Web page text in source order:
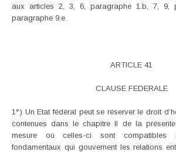
aux articles 2, 3, 6, paragraphe 1.b, 7, 9,
paragraphe 9.e.
ARTICLE 41
CLAUSE FEDERALE
1°) Un Etat fédéral peut se réserver le droit
contenues dans le chapitre II de la
mesure où celles-ci sont compatibles
fondamentaux qui gouvernent les relations